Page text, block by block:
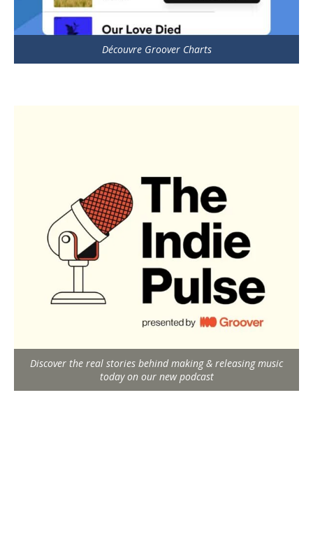
Découvre Groover Charts
Discover the real stories behind making & releasing music
today on our new podcast